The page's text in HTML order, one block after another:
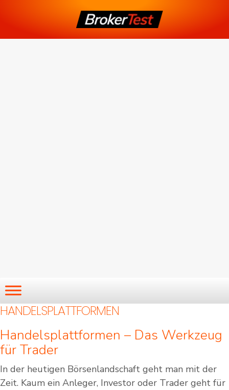
HANDELSPLATTFORMEN
Handelsplattformen – Das Werkzeug
für Trader
In der heutigen Börsenlandschaft geht man mit der
Zeit. Kaum ein Anleger, Investor oder Trader geht für